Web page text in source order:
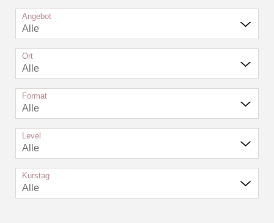
Angebot
Alle
Ort
Alle
Format
Alle
Level
Alle
Kurstag
Alle